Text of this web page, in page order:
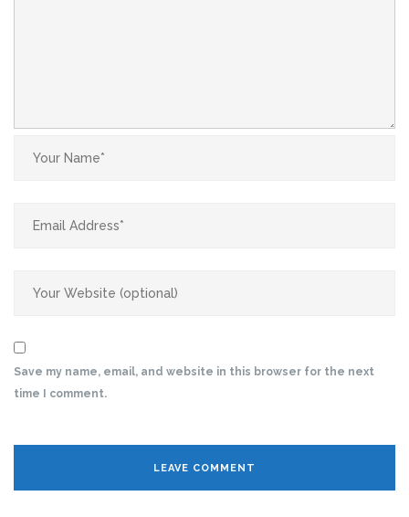
Save my name, email, and website in this browser for the next
time I comment.